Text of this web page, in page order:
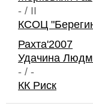
- / II
КСОЦ
Рахта'2007
Удачина
- / -
КК Риск